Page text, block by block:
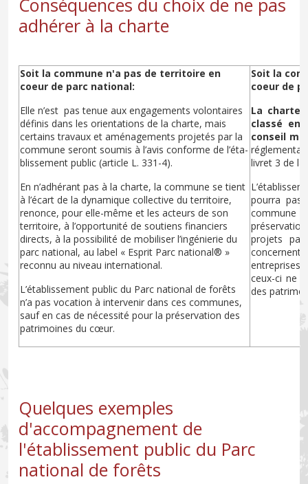
adhérer à la charte
Soit la commune n'a pas de territoire en
coeur de parc national:
Elle n’est pas tenue aux engagements volontaires
définis dans les orientations de la charte, mais
certains travaux et aménagements projetés par la
commune seront soumis à l’avis conforme de l’éta-
blissement public (article L. 331-4).
En n’adhérant pas à la charte, la commune se tient
à l’écart de la dynamique collective du territoire,
renonce, pour elle-même et les acteurs de son
territoire, à l’opportunité de soutiens financiers
directs, à la possibilité de mobiliser l’ingénierie du
parc national, au label « Esprit Parc national® »
reconnu au niveau international.
L’établissement public du Parc national de forêts
n’a pas vocation à intervenir dans ces communes,
sauf en cas de nécessité pour la préservation des
patrimoines du cœur.
Soit la
coeur de
La charte
classé en
conseil
livret 3 de
pourra pas
projets par
ceux-ci ne
des
Quelques exemples
d'accompagnement de
l'établissement public du Parc
national de forêts